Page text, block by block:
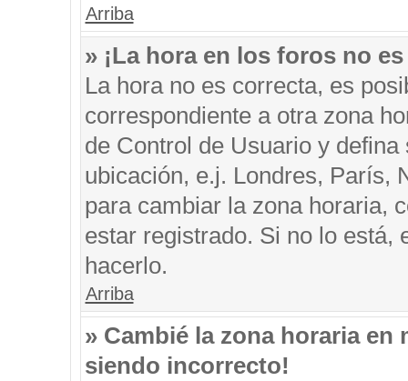
Arriba
» ¡La hora en los foros no
La hora no es correcta, es
correspondiente a otra zona
de Control de Usuario y
ubicación, e.j. Londres, París,
para cambiar la zona horaria,
estar registrado. Si no lo está,
hacerlo.
Arriba
» Cambié la zona horaria
siendo incorrecto!